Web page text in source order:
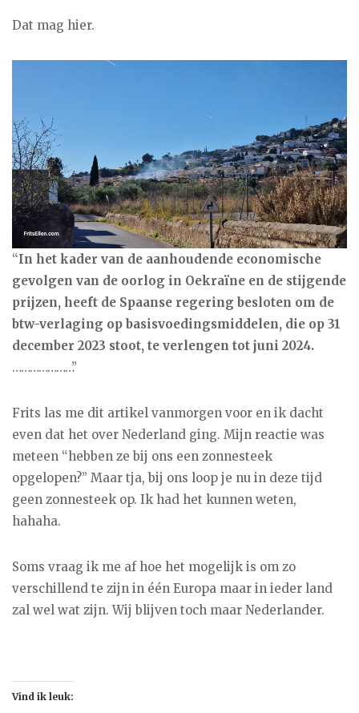
Dat mag hier.
“In het kader van de aanhoudende economische
gevolgen van de oorlog in Oekraïne en de stijgende
prijzen, heeft de Spaanse regering besloten om de
btw-verlaging op basisvoedingsmiddelen, die op 31
december 2023 stoot, te verlengen tot juni 2024.
…………………”
Frits las me dit artikel vanmorgen voor en ik dacht
even dat het over Nederland ging. Mijn reactie was
meteen “hebben ze bij ons een zonnesteek
opgelopen?” Maar tja, bij ons loop je nu in deze tijd
geen zonnesteek op. Ik had het kunnen weten,
hahaha.
Soms vraag ik me af hoe het mogelijk is om zo
verschillend te zijn in één Europa maar in ieder land
zal wel wat zijn. Wij blijven toch maar Nederlander.
Vind ik leuk: